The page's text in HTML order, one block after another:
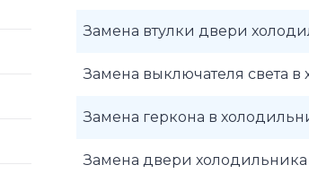
Замена втулки двери
Замена выключателя света в
Замена геркона в
Замена двери холодильника